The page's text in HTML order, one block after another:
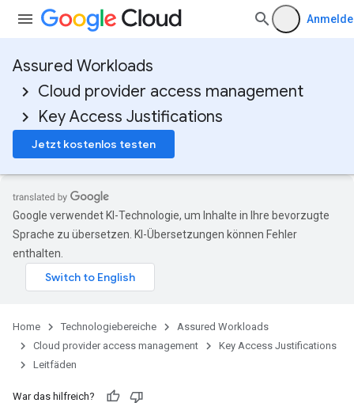
Assured Workloads
Cloud provider access management
Key Access Justifications
Jetzt kostenlos testen
Google verwendet KI-Technologie, um Inhalte in Ihre bevorzugte
Sprache zu übersetzen. KI-Übersetzungen können Fehler
enthalten.
Home Technologiebereiche
Assured Workloads
Cloud provider access management
Key Access Justifications
Leitfäden
War das hilfreich?